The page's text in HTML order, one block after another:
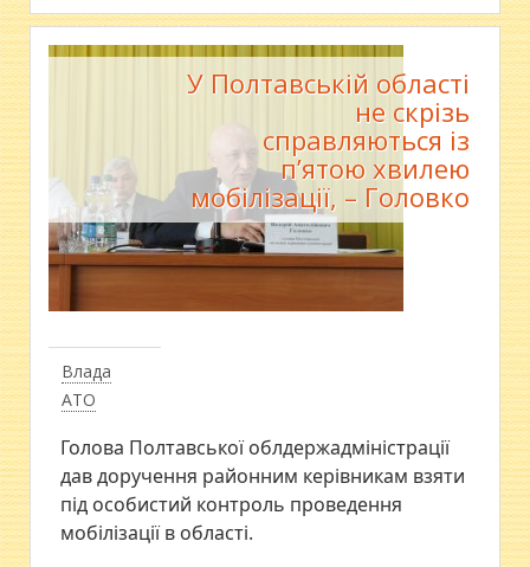
Влада
АТО
У Полтавській області
не скрізь
справляються із
п’ятою хвилею
мобілізації, – Головко
Голова Полтавської облдержадміністрації
дав доручення районним керівникам взяти
під особистий контроль проведення
мобілізації в області.